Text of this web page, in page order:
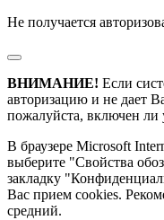
Не получается
ВНИМАНИЕ! Если
авторизацию и не дает
пожалуйста, включен ли
В браузере Microsoft
выберите "Свойства
закладку
Вас прием cookies.
средний.